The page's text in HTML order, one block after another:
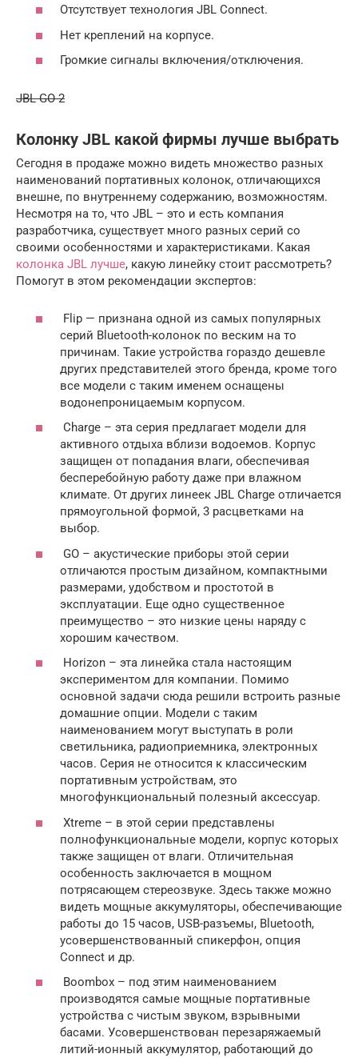
Отсутствует технология JBL Connect.
Нет креплений на корпусе.
Громкие сигналы включения/отключения.
JBL GO 2
Колонку JBL какой фирмы лучше выбрать
Сегодня в продаже можно видеть множество разных
наименований портативных колонок, отличающихся
внешне, по внутреннему содержанию, возможностям.
Несмотря на то, что JBL – это и есть компания
разработчика, существует много разных серий со
своими особенностями и характеристиками. Какая
колонка JBL лучше, какую линейку стоит рассмотреть?
Помогут в этом рекомендации экспертов:
Flip — признана одной из самых популярных
серий Bluetooth-колонок по веским на то
причинам. Такие устройства гораздо дешевле
других представителей этого бренда, кроме того
все модели с таким именем оснащены
водонепроницаемым корпусом.
Charge – эта серия предлагает модели для
активного отдыха вблизи водоемов. Корпус
защищен от попадания влаги, обеспечивая
бесперебойную работу даже при влажном
климате. От других линеек JBL Charge отличается
прямоугольной формой, 3 расцветками на
выбор.
GO – акустические приборы этой серии
отличаются простым дизайном, компактными
размерами, удобством и простотой в
эксплуатации. Еще одно существенное
преимущество – это низкие цены наряду с
хорошим качеством.
Horizon – эта линейка стала настоящим
экспериментом для компании. Помимо
основной задачи сюда решили встроить разные
домашние опции. Модели с таким
наименованием могут выступать в роли
светильника, радиоприемника, электронных
часов. Серия не относится к классическим
портативным устройствам, это
многофункциональный полезный аксессуар.
Xtreme – в этой серии представлены
полнофункциональные модели, корпус которых
также защищен от влаги. Отличительная
особенность заключается в мощном
потрясающем стереозвуке. Здесь также можно
видеть мощные аккумуляторы, обеспечивающие
работы до 15 часов, USB-разъемы, Bluetooth,
усовершенствованный спикерфон, опция
Connect и др.
Boombox – под этим наименованием
производятся самые мощные портативные
устройства с чистым звуком, взрывными
басами. Усовершенствован перезаряжаемый
литий-ионный аккумулятор, работающий до